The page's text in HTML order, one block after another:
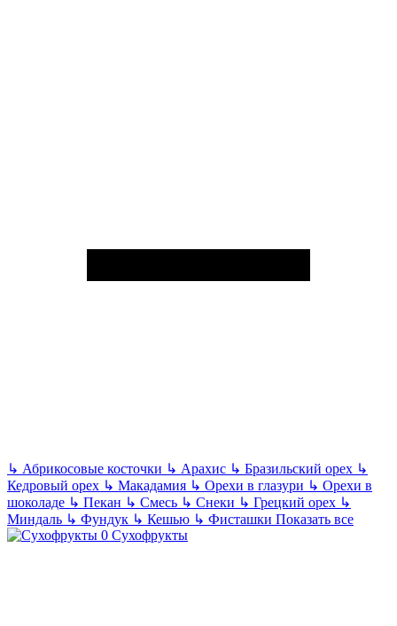
↳ Абрикосовые косточки ↳ Арахис ↳ Бразильский орех ↳
Кедровый орех ↳ Макадамия ↳ Орехи в глазури ↳ Орехи в
шоколаде ↳ Пекан ↳ Смесь ↳ Снеки ↳ Грецкий орех ↳
Миндаль ↳ Фундук ↳ Кешью ↳ Фисташки Показать все
Сухофрукты